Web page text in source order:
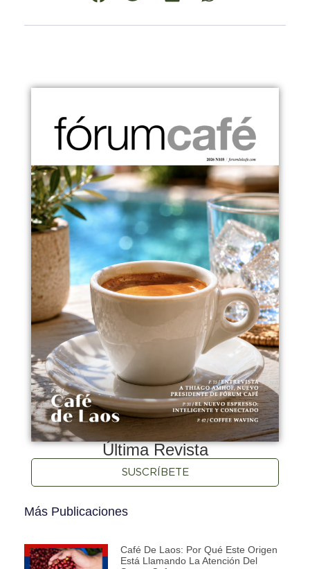
Última Revista
SUSCRÍBETE
Más Publicaciones
Café De Laos: Por Qué Este Origen
Está Llamando La Atención Del